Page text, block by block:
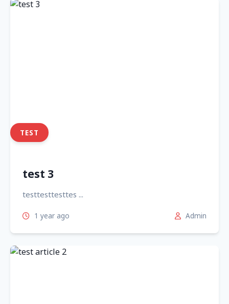
TEST
test 3
testtesttesttes ...
1 year ago Admin